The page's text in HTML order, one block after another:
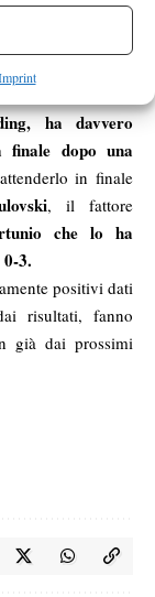
al Grade 2
la settimana di
ha davvero
finale dopo una
in finale
, il fattore
che lo ha
3.
positivi dati
risultati, fanno
già dai prossimi